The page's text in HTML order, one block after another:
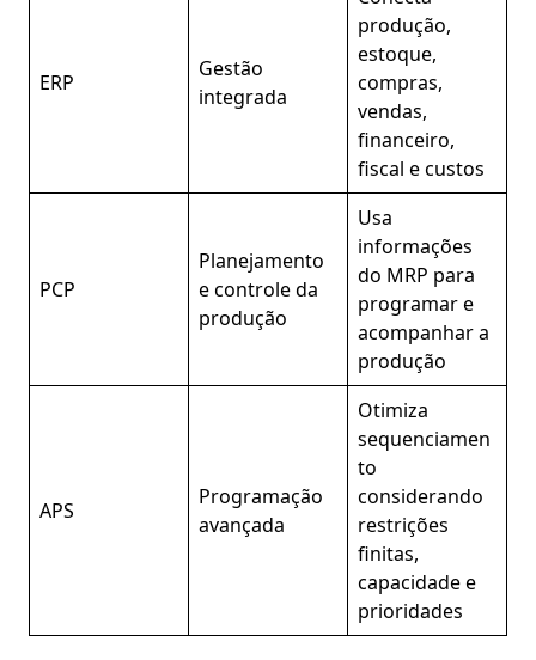
ERP
Gestão
integrada
produção,
estoque,
compras,
vendas,
financeiro,
fiscal e custos
PCP
Planejamento
e controle da
produção
Usa
informações
do MRP para
programar e
acompanhar a
produção
APS
Programação
avançada
Otimiza
sequenciamen
to
considerando
restrições
finitas,
capacidade e
prioridades